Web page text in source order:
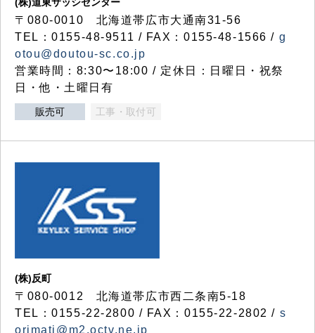
〒080-0010 北海道帯広市大通南31-56
TEL：0155-48-9511 / FAX：0155-48-1566 / g
otou@doutou-sc.co.jp
営業時間：8:30〜18:00 / 定休日：日曜日・祝祭
日・他・土曜日有
販売可 工事・取付可
(株)反町
〒080-0012 北海道帯広市西二条南5-18
TEL：0155-22-2800 / FAX：0155-22-2802 / s
orimati@m2.octv.ne.jp